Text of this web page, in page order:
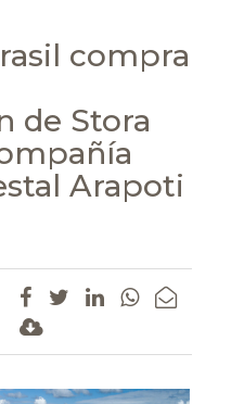
compra
de Stora
Arapoti